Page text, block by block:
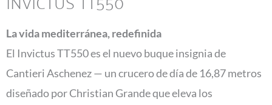
La vida mediterránea, redefinida
El Invictus TT550 es el nuevo buque insignia de
Cantieri Aschenez — un crucero de día de 16,87 metros
diseñado por Christian Grande que eleva los